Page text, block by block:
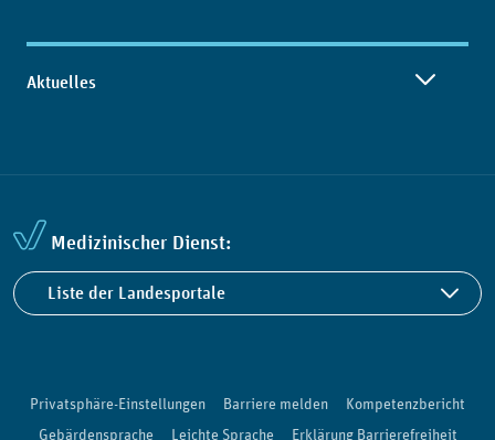
Aktuelles
Medizinischer Dienst:
Liste der Landesportale
Privatsphäre-Einstellungen Barriere melden
Kompetenzbericht
Gebärdensprache
Leichte Sprache Erklärung Barrierefreiheit